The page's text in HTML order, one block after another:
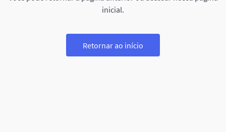
inicial.
Retornar ao início